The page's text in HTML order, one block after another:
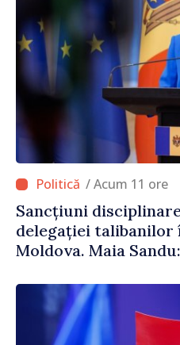
/ Acum 11 ore
Sancțiuni
delegației talibanilor
Moldova. Maia
politica statului”